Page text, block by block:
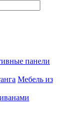
панели
Мебель из